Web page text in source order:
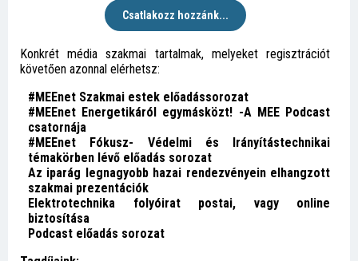
Csatlakozz hozzánk...
Konkrét média szakmai tartalmak, melyeket regisztrációt
követően azonnal elérhetsz:
#MEEnet Szakmai estek előadássorozat
#MEEnet Energetikáról egymásközt! -A MEE Podcast
csatornája
#MEEnet Fókusz- Védelmi és Irányítástechnikai
témakörben lévő előadás sorozat
Az iparág legnagyobb hazai rendezvényein elhangzott
szakmai prezentációk
Elektrotechnika folyóirat postai, vagy online
biztosítása
Podcast előadás sorozat